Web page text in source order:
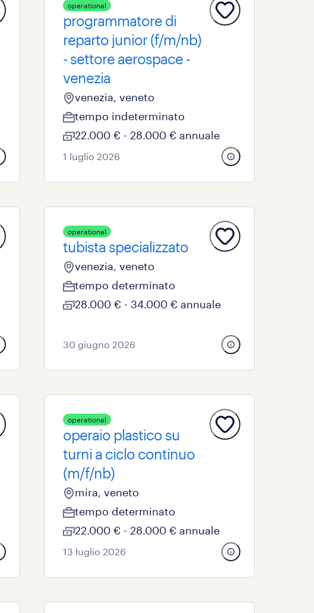
operational
programmatore di
reparto junior (f/m/nb)
- settore aerospace -
venezia
venezia, veneto
tempo indeterminato
22.000 € - 28.000 € annuale
1 luglio 2026
operational
tubista specializzato
venezia, veneto
tempo determinato
28.000 € - 34.000 € annuale
30 giugno 2026
operational
operaio plastico su
turni a ciclo continuo
(m/f/nb)
mira, veneto
tempo determinato
22.000 € - 28.000 € annuale
13 luglio 2026